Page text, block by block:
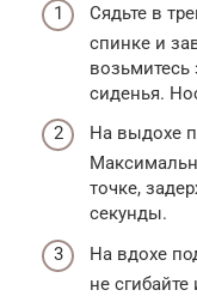
Сядьте в
спинке и
сиденья.
На выдохе
точке,
секунды.
На вдохе
не